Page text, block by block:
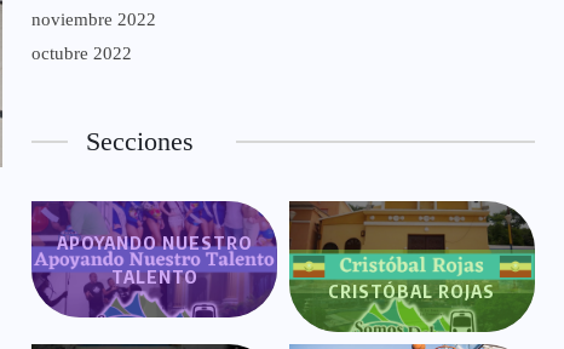
noviembre 2022
octubre 2022
Secciones
APOYANDO NUESTRO
TALENTO
CRISTÓBAL ROJAS